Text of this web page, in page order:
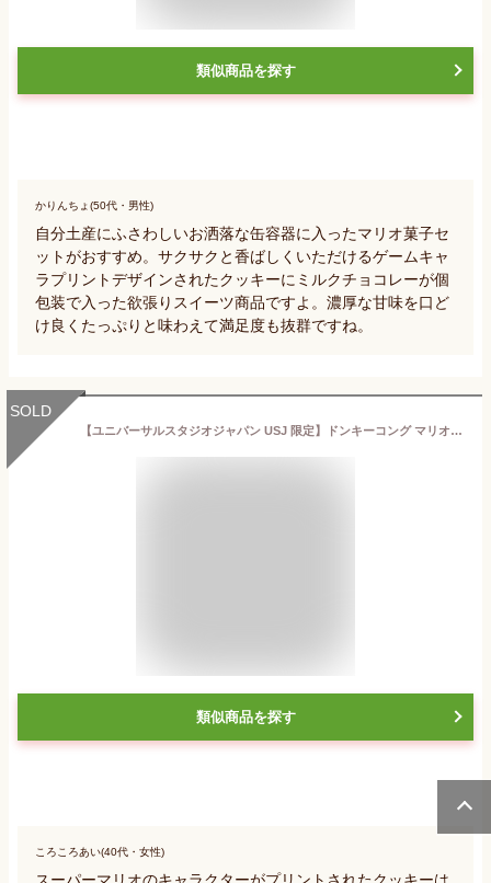
類似商品を探す
かりんちょ(50代・男性)
自分土産にふさわしいお洒落な缶容器に入ったマリオ菓子セ
ットがおすすめ。サクサクと香ばしくいただけるゲームキャ
ラプリントデザインされたクッキーにミルクチョコレーが個
包装で入った欲張りスイーツ商品ですよ。濃厚な甘味を口ど
け良くたっぷりと味わえて満足度も抜群ですね。
SOLD
【ユニバーサルスタジオジャパン USJ 限定】ドンキーコング マリオ プリントクッキー お土産 お菓子 ユニバ グッズ プレゼント
類似商品を探す
ころころあい(40代・女性)